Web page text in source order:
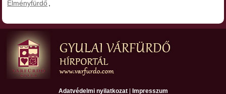
Élményfürdő
Adatvédelmi nyilatkozat | Impresszum